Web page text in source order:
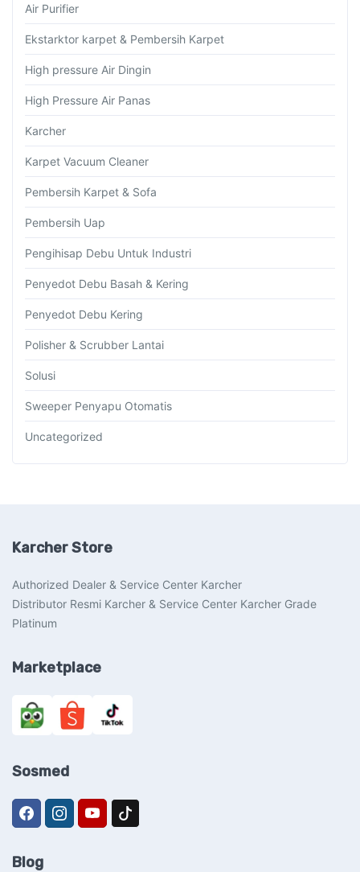
Air Purifier
Ekstarktor karpet & Pembersih Karpet
High pressure Air Dingin
High Pressure Air Panas
Karcher
Karpet Vacuum Cleaner
Pembersih Karpet & Sofa
Pembersih Uap
Pengihisap Debu Untuk Industri
Penyedot Debu Basah & Kering
Penyedot Debu Kering
Polisher & Scrubber Lantai
Solusi
Sweeper Penyapu Otomatis
Uncategorized
Karcher Store
Authorized Dealer & Service Center Karcher
Distributor Resmi Karcher & Service Center Karcher Grade
Platinum
Marketplace
Sosmed
Blog